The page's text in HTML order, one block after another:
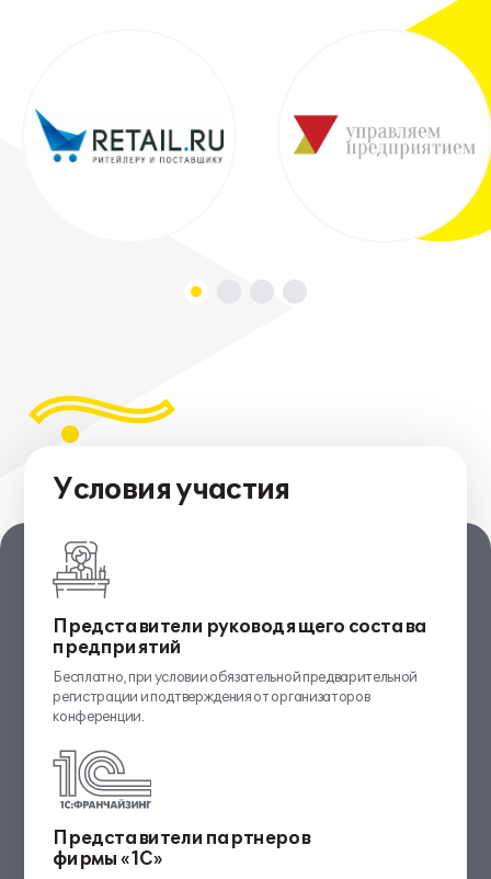
Условия участия
Представители руководящего состава
предприятий
Бесплатно, при условии обязательной предварительной
регистрации и подтверждения от организаторов
конференции.
Представители партнеров
фирмы «1С»